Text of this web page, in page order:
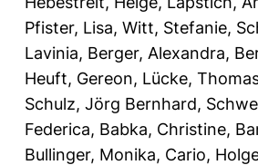
Pfister, Lisa, Witt, Stefanie,
Lavinia, Berger, Alexandra,
Heuft, Gereon, Lücke,
Schulz, Jörg Bernhard,
Federica, Babka, Christine,
Bullinger, Monika, Cario,